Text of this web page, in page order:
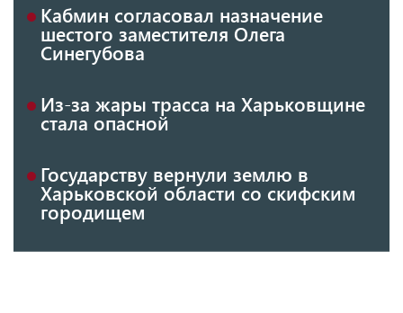
Кабмин согласовал назначение
шестого заместителя Олега
Синегубова
Из-за жары трасса на Харьковщине
стала опасной
Государству вернули землю в
Харьковской области со скифским
городищем